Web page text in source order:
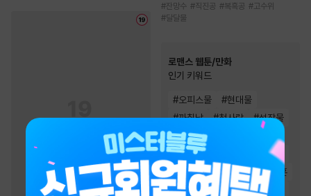
#잔망수 #직진공 #복흑공 #고수위
#달달물
로맨스 웹툰/만화
인기 키워드
#오피스물 #현대물
#까칠남 #첫사랑 #성장물
#친구>연인
#짝사랑
능글남
# 직진녀 # 동거 #연애/결혼
#친구 #계약관계 #서양풍